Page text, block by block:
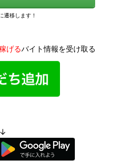
げるバイト情報を受け取る